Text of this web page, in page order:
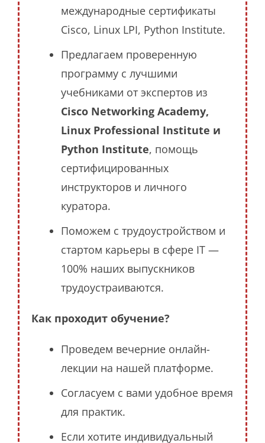
международные сертификаты
Cisco, Linux LPI, Python Institute.
Предлагаем проверенную
программу с лучшими
учебниками от экспертов из
Cisco Networking Academy,
Linux Professional Institute и
Python Institute, помощь
сертифицированных
инструкторов и личного
куратора.
Поможем с трудоустройством и
стартом карьеры в сфере IT —
100% наших выпускников
трудоустраиваются.
Как проходит обучение?
Проведем вечерние онлайн-
лекции на нашей платформе.
Согласуем с вами удобное время
для практик.
Если хотите индивидуальный